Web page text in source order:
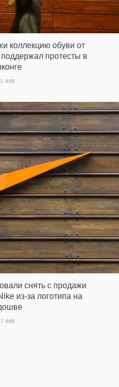
коллекцию обуви от
протесты в
1 899
снять с продажи
из-за логотипа на
7 698